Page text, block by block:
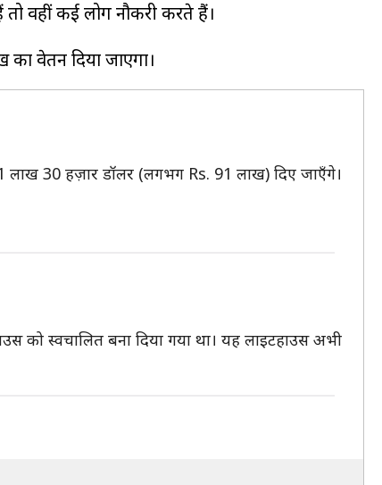
वहीं कई लोग नौकरी करते हैं।
लाख 30 हज़ार डॉलर (लगभग Rs. 91 लाख) दिए जाएँगे।
को स्वचालित बना दिया गया था। यह लाइटहाउस अभी